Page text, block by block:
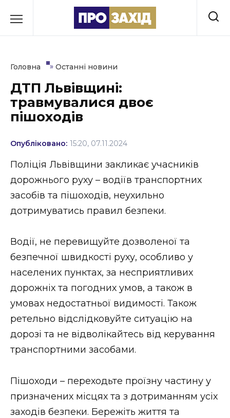
до
Культура
Освіта
Події
Політика
Соціум
Спорт
Стиль життя
Втрачений Ужгород (відеоверсія)
ЗАКАРПАТСЬКІ НОВИНИ
НОВИНИ ЗАХІДНОЇ УКРАЇНИ
Головна » Останні новини
ДТП Львівщині:
травмувалися двоє
пішоходів
Опубліковано: 15:20, 07.11.2024
Поліція Львівщини закликає учасників
дорожнього руху – водіїв транспортних
засобів та пішоходів, неухильно
дотримуватись правил безпеки.
Водії, не перевищуйте дозволеної та
безпечної швидкості руху, особливо у
населених пунктах, за несприятливих
дорожніх та погодних умов, а також в
умовах недостатньої видимості. Також
ретельно відслідковуйте ситуацію на
дорозі та не відволікайтесь від керування
транспортними засобами.
Пішоходи – переходьте проїзну частину у
призначених місцях та з дотриманням усіх
заходів безпеки. Бережіть життя та